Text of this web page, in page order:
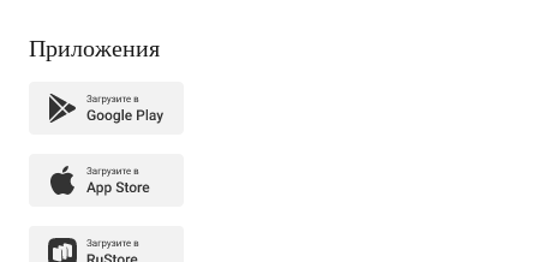
Приложения